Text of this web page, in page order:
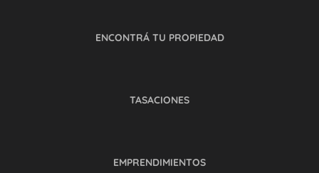
ENCONTRÁ TU PROPIEDAD
TASACIONES
EMPRENDIMIENTOS